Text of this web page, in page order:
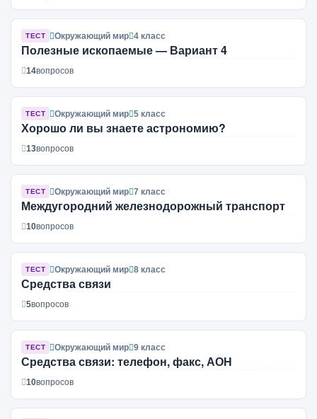
ТЕСТ Окружающий мир 4 класс
Полезные ископаемые — Вариант 4
14вопросов
ТЕСТ Окружающий мир 5 класс
Хорошо ли вы знаете астрономию?
13вопросов
ТЕСТ Окружающий мир 7 класс
Междугородний железнодорожный транспорт
10вопросов
ТЕСТ Окружающий мир 8 класс
Средства связи
5вопросов
ТЕСТ Окружающий мир 9 класс
Средства связи: телефон, факс, АОН
10вопросов